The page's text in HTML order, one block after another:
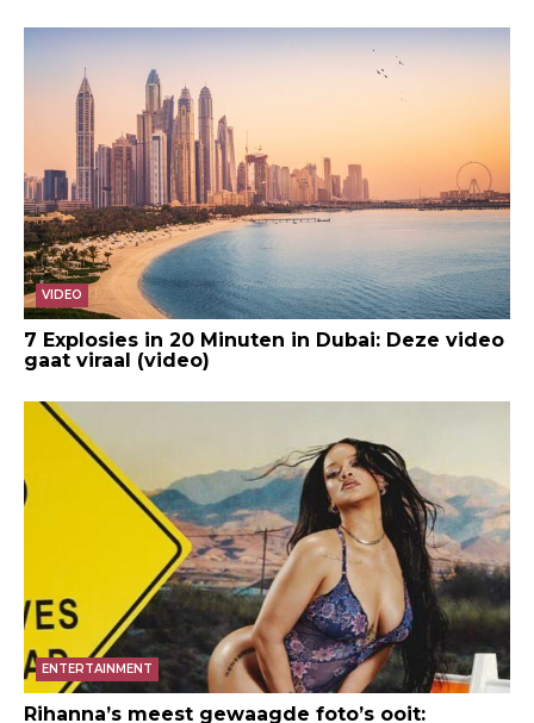
VIDEO
7 Explosies in 20 Minuten in Dubai: Deze video
gaat viraal (video)
ENTERTAINMENT
Rihanna’s meest gewaagde foto’s ooit: